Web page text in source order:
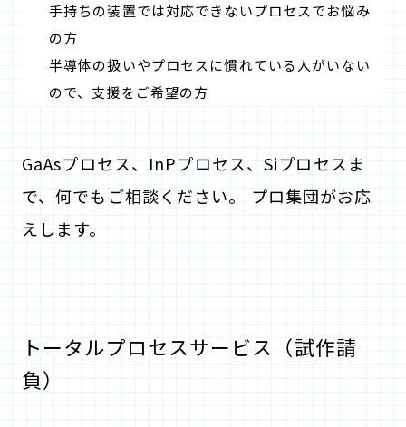
手持ちの装置では対応できないプロセスでお悩み
の方
半導体の扱いやプロセスに慣れている人がいない
ので、支援をご希望の方
GaAsプロセス、InPプロセス、Siプロセスま
で、何でもご相談ください。 プロ集団がお応
えします。
トータルプロセスサービス（試作請
負）